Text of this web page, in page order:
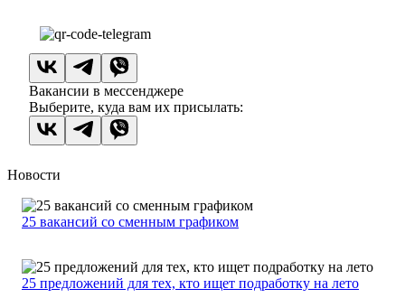
Вакансии в мессенджере
Выберите, куда вам их присылать:
Новости
25 вакансий со сменным графиком
25 предложений для тех, кто ищет подработку на лето